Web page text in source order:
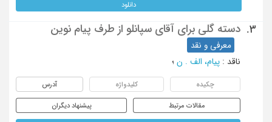
دانلود
3. دسته گلی برای آقای سپانلو از طرف پیام نوین
معرفی و نقد
ناقد : پیام، الف . ن ؛
چکیده کلیدواژه آدرس
مقالات مرتبط پیشنهاد دیگران